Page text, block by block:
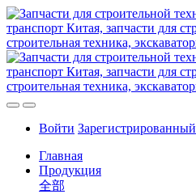
Войти Зарегистрированный
Главная
Продукция
全部